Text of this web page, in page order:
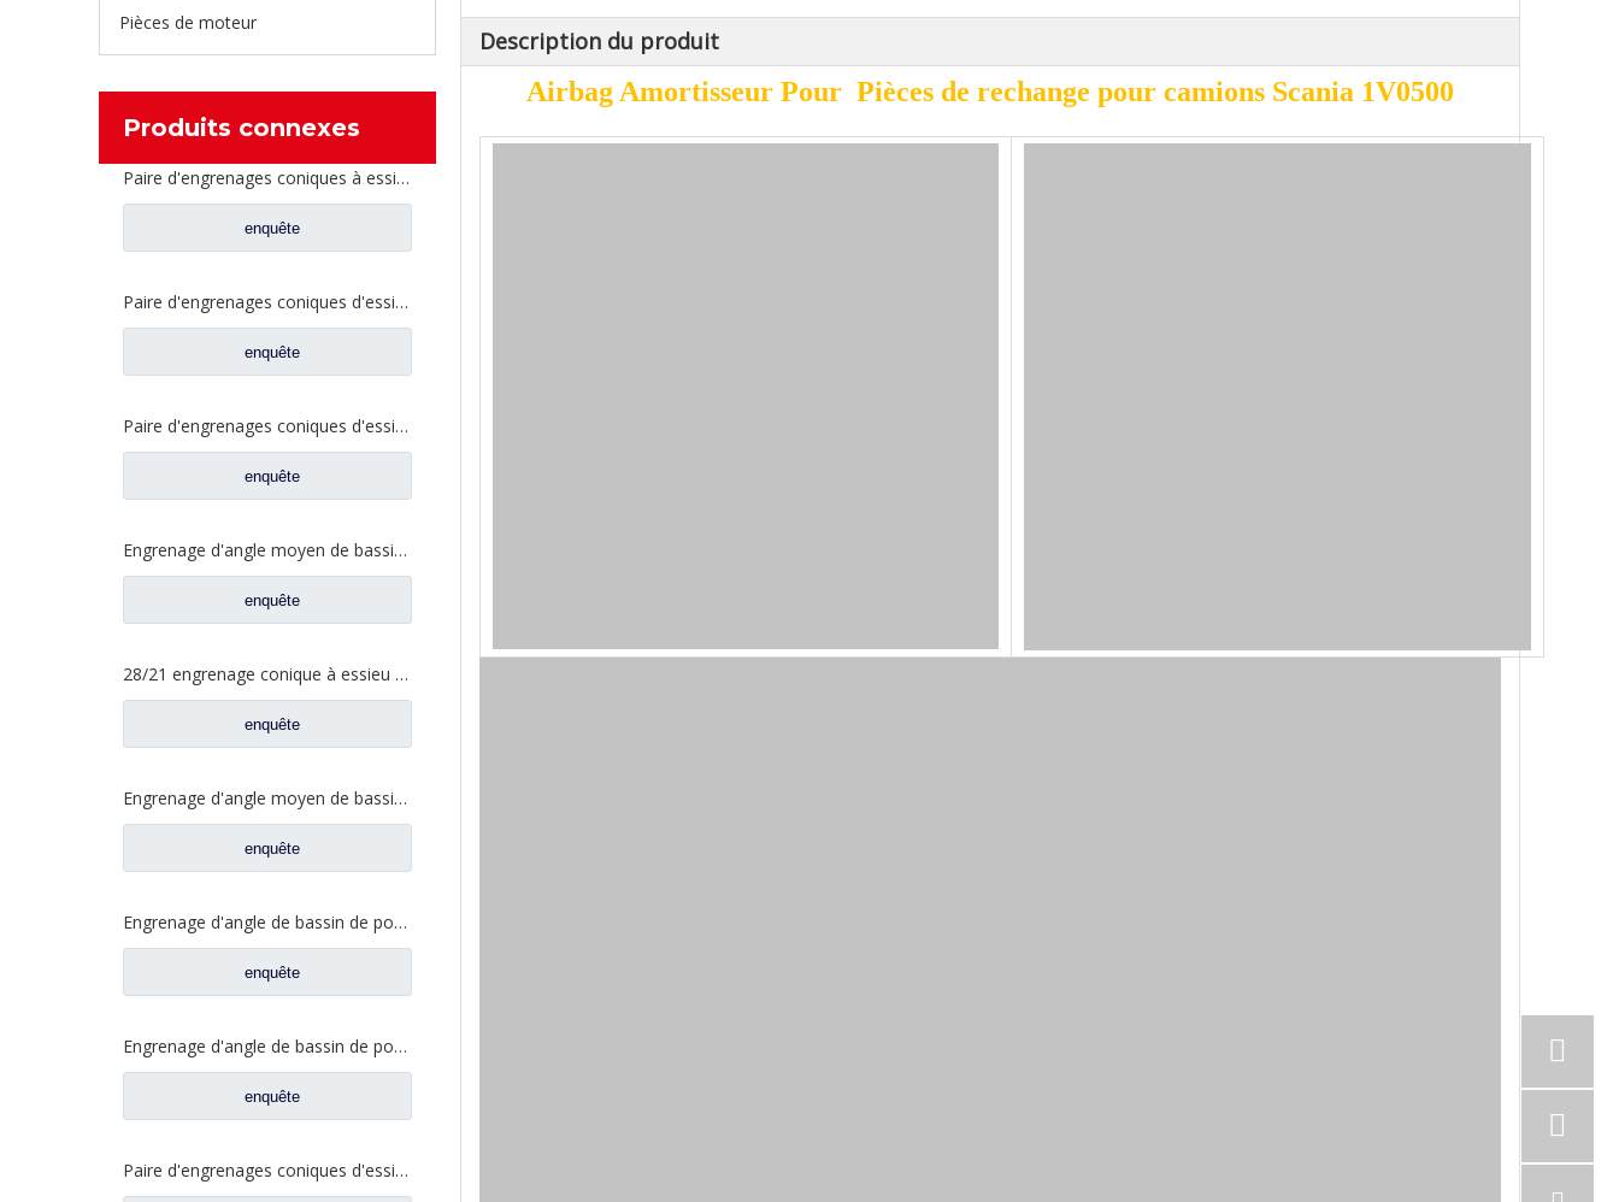
Pièces de moteur
Produits connexes
Paire d'engrenages coniques à essieu moyen 27/18 pour pièces de rechange de camion Ankai & BENZ Foton Auman HFF2502040/41CK1BZ
enquête
Paire d'engrenages coniques d'essieu arrière 21/28 pour pièces de rechange de camion Ankai & BENZ Foton Auman HFF2402038/39CK1BZ
enquête
Paire d'engrenages coniques d'essieu arrière 18/27 pour pièces de rechange de camion Ankai & BENZ Foton Auman HFF2402040/41CK1BZ
enquête
Engrenage d'angle moyen de bassin de pont pour les pièces de rechange 42104456 de camion de SAIC Hongyan
enquête
28/21 engrenage conique à essieu moyen pour essieu Ankai essieu Benz Foton Auman pièces de rechange de camion HFF2502038/39CK1BZ
enquête
Engrenage d'angle moyen de bassin de pont pour les pièces de rechange 5801845742 de camion de SAIC Hongyan
enquête
Engrenage d'angle de bassin de pont moyen pour pièces de rechange Shamcan DelongTruck 81.35199.6535
enquête
Engrenage d'angle de bassin de pont arrière pour pièces de rechange Shamcan DelongTruck 81.35199.6554
enquête
Paire d'engrenages coniques d'essieu moyen 28/21 pour pièces de rechange de camion FAW Jiefang d'essieu A0E 2502036/037-A0E
Description du produit
Airbag Amortisseur Pour Pièces de rechange pour camions Scania 1V0500